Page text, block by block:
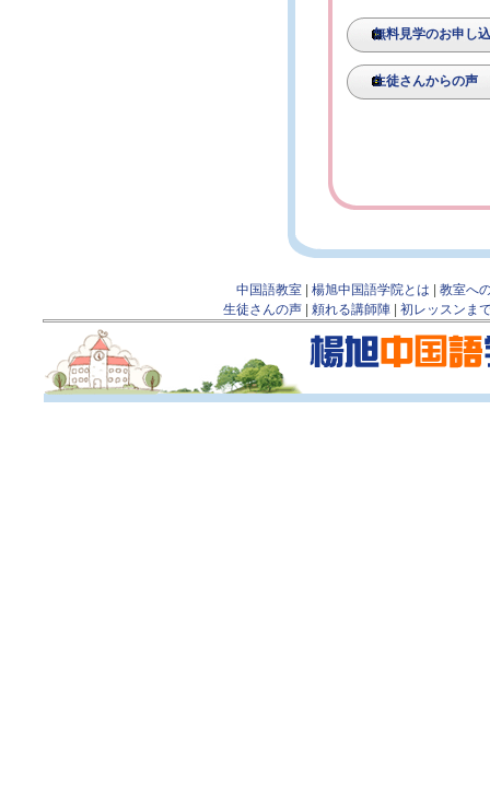
無料見学のお申し
生徒さんからの声
中国語教室| 楊旭中国語学院とは
教室へ
生徒さんの声| 頼れる講師陣| 初レッスンま